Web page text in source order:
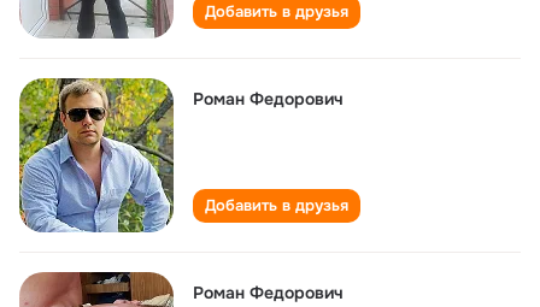
Добавить в друзья
Роман Федорович
Добавить в друзья
Роман Федорович